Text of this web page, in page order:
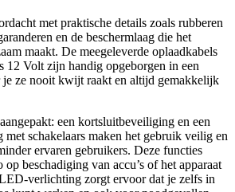
met praktische details zoals rubberen
en de beschermlaag die het
maakt. De meegeleverde oplaadkabels
12 Volt zijn handig opgeborgen in een
je ze nooit kwijt raakt en altijd gemakkelijk
een kortsluitbeveiliging en een
met schakelaars maken het gebruik veilig en
ervaren gebruikers. Deze functies
beschadiging van accu’s of het apparaat
verlichting zorgt ervoor dat je zelfs in